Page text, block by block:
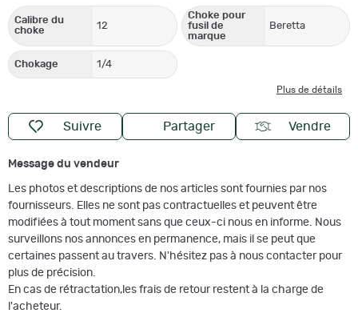
Calibre du
choke
12
Choke pour
fusil de
marque
Beretta
Chokage 1/4
Plus de détails
Suivre Partager Vendre
Message du vendeur
Les photos et descriptions de nos articles sont fournies par nos
fournisseurs. Elles ne sont pas contractuelles et peuvent être
modifiées à tout moment sans que ceux-ci nous en informe. Nous
surveillons nos annonces en permanence, mais il se peut que
certaines passent au travers. N'hésitez pas à nous contacter pour
plus de précision.
En cas de rétractation,les frais de retour restent à la charge de
l'acheteur.